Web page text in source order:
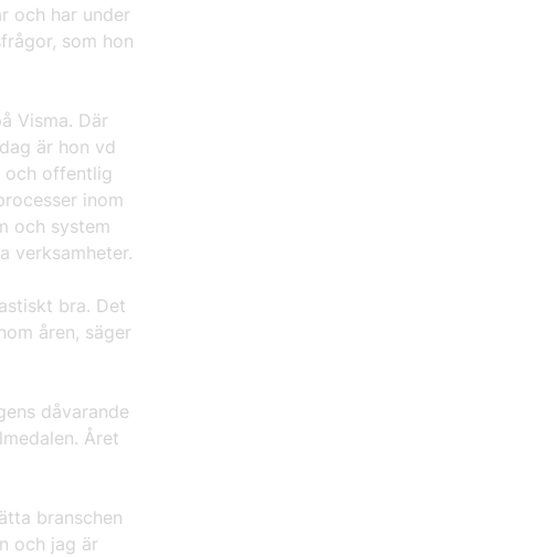
och har under
som hon
Visma. Där
är hon vd
och offentlig
inom
och system
verksamheter.
bra. Det
åren, säger
dåvarande
Året
branschen
och jag är